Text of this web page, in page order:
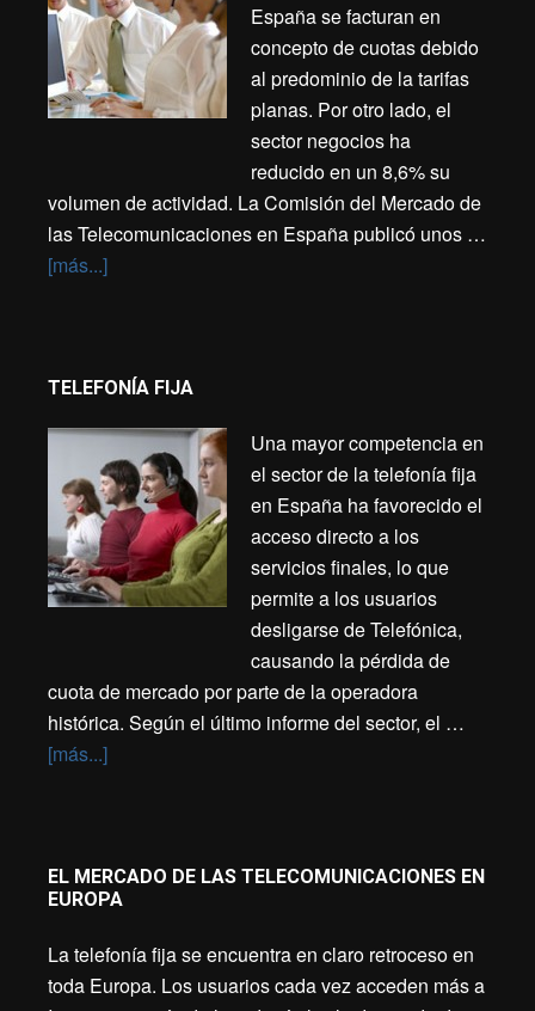
España se facturan en
concepto de cuotas debido
al predominio de la tarifas
planas. Por otro lado, el
sector negocios ha
reducido en un 8,6% su
volumen de actividad. La Comisión del Mercado de
las Telecomunicaciones en España publicó unos …
[más...]
TELEFONÍA FIJA
Una mayor competencia en
el sector de la telefonía fija
en España ha favorecido el
acceso directo a los
servicios finales, lo que
permite a los usuarios
desligarse de Telefónica,
causando la pérdida de
cuota de mercado por parte de la operadora
histórica. Según el último informe del sector, el …
[más...]
EL MERCADO DE LAS TELECOMUNICACIONES EN
EUROPA
La telefonía fija se encuentra en claro retroceso en
toda Europa. Los usuarios cada vez acceden más a